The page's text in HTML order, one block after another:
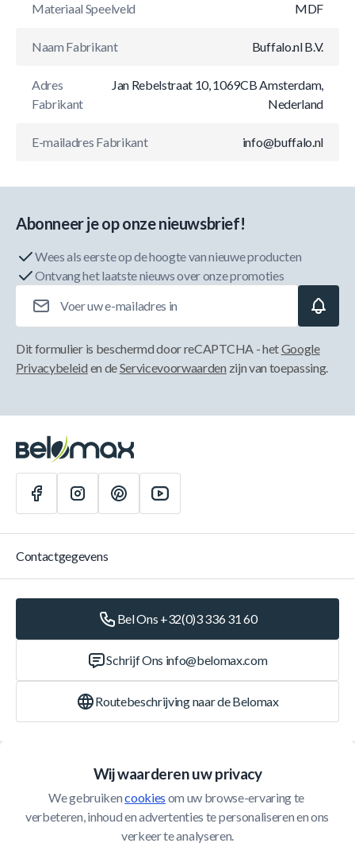
Materiaal Speelveld MDF
Naam Fabrikant Buffalo.nl B.V.
Adres
Fabrikant
Jan Rebelstraat 10, 1069CB Amsterdam,
Nederland
E-mailadres Fabrikant info@buffalo.nl
Wij waarderen uw privacy
We gebruiken cookies om uw browse-ervaring te
verbeteren, inhoud en advertenties te personaliseren en ons
verkeer te analyseren.
Abonneer je op onze nieuwsbrief!
Wees als eerste op de hoogte van nieuwe producten
Ontvang het laatste nieuws over onze promoties
Dit formulier is beschermd door reCAPTCHA - hetGoogle
Privacybeleid en deServicevoorwaarden zijn van toepassing.
Klantenservice
Contactgegevens
Bel Ons +32(0)3 336 31 60
Schrijf Ons info@belomax.com
Routebeschrijving naar de Belomax